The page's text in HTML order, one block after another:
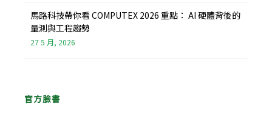
馬路科技帶你看 COMPUTEX 2026 重點： AI 硬體背後的
量測與工程趨勢
27 5 月, 2026
官方臉書